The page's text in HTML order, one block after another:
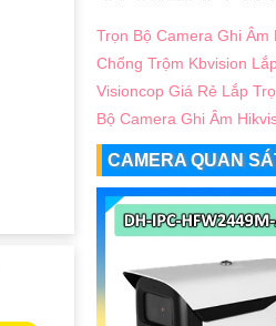
Trọn Bộ Camera Ghi Âm
Chống Trộm Kbvision
Visioncop Giá Rẻ Lắp
Bộ Camera Ghi Âm
CAMERA QUAN